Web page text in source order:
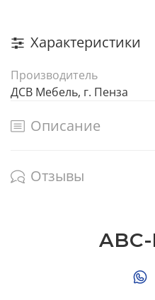
Характеристики
Производитель
ДСВ Мебель, г. Пенза
Описание
Отзывы